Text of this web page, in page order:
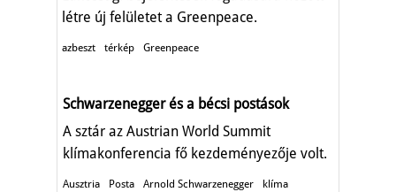
létre új felületet a Greenpeace.
azbeszt térkép Greenpeace
Schwarzenegger és a bécsi postások
A sztár az Austrian World Summit
klímakonferencia fő kezdeményezője volt.
Ausztria Posta Arnold Schwarzenegger klíma